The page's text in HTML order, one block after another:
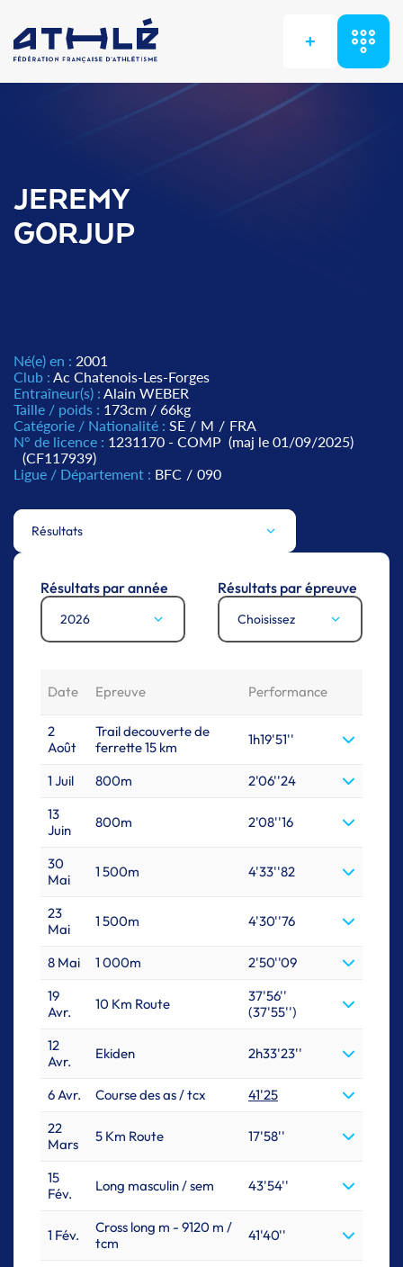
+
JEREMY
GORJUP
Né(e) en : 2001
Club : Ac Chatenois-Les-Forges
Entraîneur(s) : Alain WEBER
Taille / poids : 173cm / 66kg
Catégorie / Nationalité : SE / M / FRA
N° de licence : 1231170 - COMP (maj le 01/09/2025)
(CF117939)
Ligue / Département : BFC / 090
Résultats
Résultats par année
2026
Résultats par épreuve
Choisissez
Date Epreuve Performance
2
Août
Trail decouverte de
ferrette 15 km
1h19'51''
1 Juil 800m
2'06''24
13
Juin
800m 2'08''16
30
Mai
1 500m 4'33''82
23
Mai
1 500m 4'30''76
8 Mai 1 000m
2'50''09
19
Avr.
10 Km Route
37'56''
(37'55'')
12
Avr.
Ekiden 2h33'23''
6 Avr. Course des as / tcx
41'25
22
Mars
5 Km Route 17'58''
15
Fév.
Long masculin / sem 43'54''
1 Fév.
Cross long m - 9120 m /
tcm
41'40''